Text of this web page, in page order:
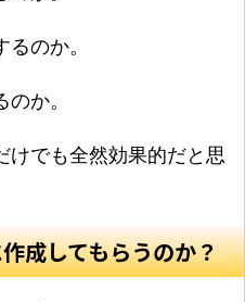
のか。
か。
けでも全然効果的だと思
成してもらうのか？